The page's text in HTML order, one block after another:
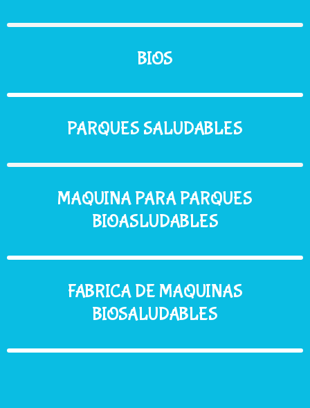
BIOS
PARQUES SALUDABLES
MAQUINA PARA PARQUES
BIOASLUDABLES
FABRICA DE MAQUINAS
BIOSALUDABLES